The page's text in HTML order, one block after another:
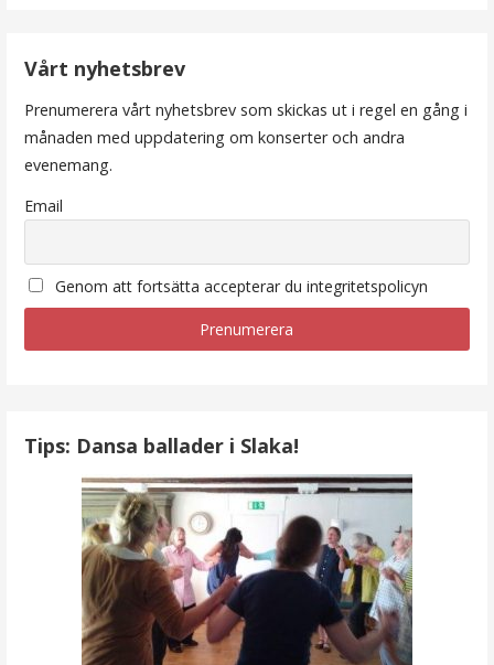
Vårt nyhetsbrev
Prenumerera vårt nyhetsbrev som skickas ut i regel en gång i
månaden med uppdatering om konserter och andra
evenemang.
Email
Genom att fortsätta accepterar du integritetspolicyn
Tips: Dansa ballader i Slaka!